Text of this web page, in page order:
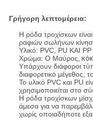
Γρήγορη λεπτομέρεια:
Η ρόδα τροχίσκων
ραφιών σωλήνων
Υλικό: PVC, PU ΚΑΙ PP
Χρώμα: Ο Μαύρος,
Υπάρχουν διάφοροι
διαφορετικό μέγεθος,
Το υλικό PVC και PU
χρησιμοποιείται στο
Η ρόδα τροχίσκων
άμεσα για να
χωρίς οποιαδήποτε